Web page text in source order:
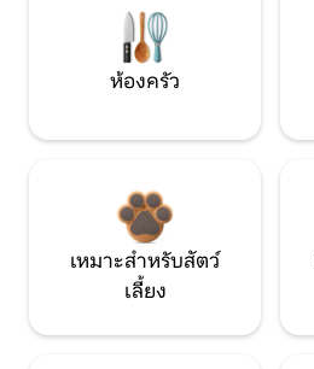
ห้องครัว
เหมาะสำหรับสัตว์
เลี้ยง